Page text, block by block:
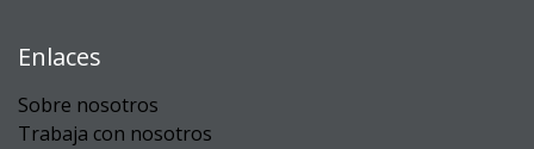
Enlaces
Sobre nosotros
Trabaja con nosotros